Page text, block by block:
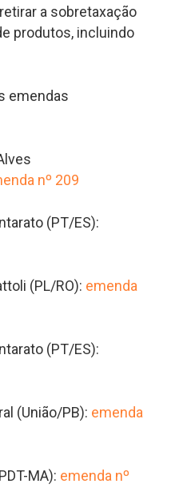
a sobretaxação
produtos, incluindo
emendas
nº 209
(PT/ES):
(PL/RO): emenda
(PT/ES):
(União/PB): emenda
MA): emenda nº